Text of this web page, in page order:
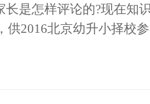
长是怎样评论的?现在知
供2016北京幼升小择校